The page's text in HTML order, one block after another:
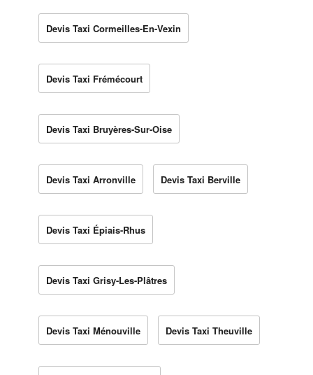
Devis Taxi Cormeilles-En-Vexin
Devis Taxi Frémécourt
Devis Taxi Bruyères-Sur-Oise
Devis Taxi Arronville Devis Taxi Berville
Devis Taxi Épiais-Rhus
Devis Taxi Grisy-Les-Plâtres
Devis Taxi Ménouville Devis Taxi Theuville